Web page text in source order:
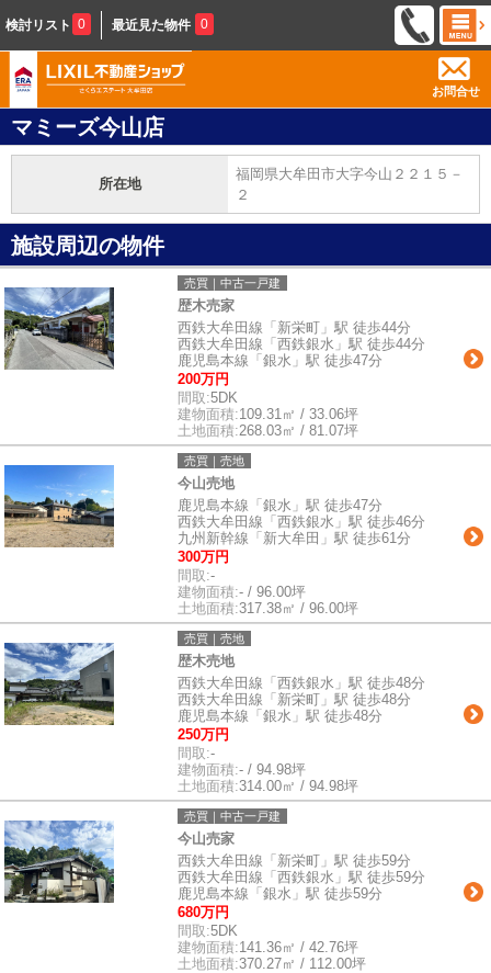
検討リスト 0 最近見た物件 0
お問合せ
マミーズ今山店
所在地
福岡県大牟田市大字今山２２１５－
２
施設周辺の物件
売買｜中古一戸建
歴木売家
西鉄大牟田線「新栄町」駅 徒歩44分
西鉄大牟田線「西鉄銀水」駅 徒歩44分
鹿児島本線「銀水」駅 徒歩47分
200万円
間取:5DK
建物面積:109.31㎡ / 33.06坪
土地面積:268.03㎡ / 81.07坪
売買｜売地
今山売地
鹿児島本線「銀水」駅 徒歩47分
西鉄大牟田線「西鉄銀水」駅 徒歩46分
九州新幹線「新大牟田」駅 徒歩61分
300万円
間取:-
建物面積:- / 96.00坪
土地面積:317.38㎡ / 96.00坪
売買｜売地
歴木売地
西鉄大牟田線「西鉄銀水」駅 徒歩48分
西鉄大牟田線「新栄町」駅 徒歩48分
鹿児島本線「銀水」駅 徒歩48分
250万円
間取:-
建物面積:- / 94.98坪
土地面積:314.00㎡ / 94.98坪
売買｜中古一戸建
今山売家
西鉄大牟田線「新栄町」駅 徒歩59分
西鉄大牟田線「西鉄銀水」駅 徒歩59分
鹿児島本線「銀水」駅 徒歩59分
680万円
間取:5DK
建物面積:141.36㎡ / 42.76坪
土地面積:370.27㎡ / 112.00坪